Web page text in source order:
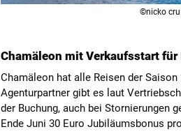
©nicko
Chamäleon mit Verkaufsstart
Chamäleon hat alle Reisen der
Agenturpartner gibt es laut
der Buchung, auch bei Stornierungen
Ende Juni 30 Euro Jubiläumsbonus